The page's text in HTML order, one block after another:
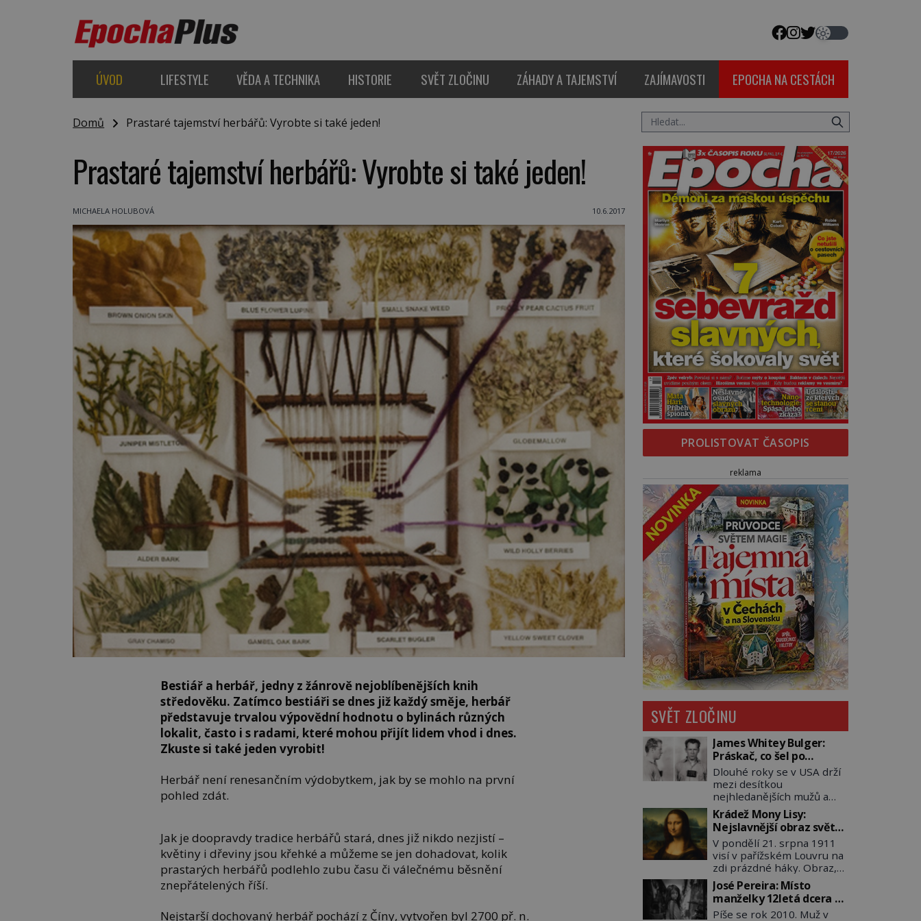
ÚVOD LIFESTYLE VĚDA A TECHNIKA HISTORIE SVĚT ZLOČINU ZÁHADY A TAJEMSTVÍ ZAJÍMAVOSTI EPOCHA NA CESTÁCH
Domů Prastaré tajemství herbářů: Vyrobte si také jeden!
Prastaré tajemství herbářů: Vyrobte si také jeden!
MICHAELA HOLUBOVÁ 10.6.2017
Bestiář a herbář, jedny z žánrově nejoblíbenějších knih
středověku. Zatímco bestiáři se dnes již každý směje, herbář
představuje trvalou výpovědní hodnotu o bylinách různých
lokalit, často i s radami, které mohou přijít lidem vhod i dnes.
Zkuste si také jeden vyrobit!
Herbář není renesančním výdobytkem, jak by se mohlo na první
pohled zdát.
Jak je doopravdy tradice herbářů stará, dnes již nikdo nezjistí –
květiny i dřeviny jsou křehké a můžeme se jen dohadovat, kolik
prastarých herbářů podlehlo zubu času či válečnému běsnění
znepřátelených říší.
Nejstarší dochovaný herbář pochází z Číny, vytvořen byl 2700 př. n.
PROLISTOVAT ČASOPIS
reklama
SVĚT ZLOČINU
James Whitey Bulger:
Práskač, co šel po
práskačích
Dlouhé roky se v USA drží
mezi desítkou
nejhledanějších mužů a
dopracuje to až na číslo
dvě – hned po Usámovi bin
Ládinovi (1957–2011). To je
James „Whitey“ Bulger
(1929–2018) viněný ze
spoluúčasti na 19
vraždách, vydírání a lichvy.
A samozřejmě, krom toho
je ještě drogový dealer,
Krádež Mony Lisy:
Nejslavnější obraz světa
zůstane dva roky
nezvěstný
V pondělí 21. srpna 1911
visí v pařížském Louvru na
zdi prázdné háky. Obraz,
který dnes zná celý svět, je
pryč. Zpočátku si nikdo
nemyslí, že jde o krádež.
Zaměstnanci jsou
José Pereira: Místo
manželky 12letá dcera –
a sousedi o všem vědí!
Píše se rok 2010. Muž v